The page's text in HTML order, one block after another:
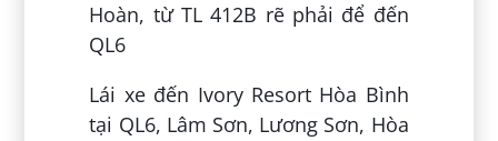
Hoàn, từ TL 412B rẽ phải để đến
QL6
Lái xe đến Ivory Resort Hòa Bình
tại QL6, Lâm Sơn, Lương Sơn, Hòa